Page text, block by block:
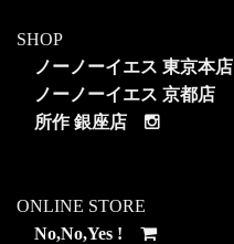
SHOP
ノーノーイエス 東京本店
ノーノーイエス 京都店
所作 銀座店
ONLINE STORE
No,No,Yes !